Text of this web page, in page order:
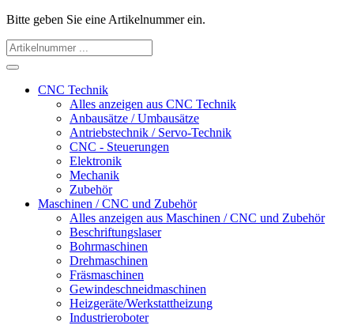
Bitte geben Sie eine Artikelnummer ein.
CNC Technik
Alles anzeigen aus CNC Technik
Anbausätze / Umbausätze
Antriebstechnik / Servo-Technik
CNC - Steuerungen
Elektronik
Mechanik
Zubehör
Maschinen / CNC und Zubehör
Alles anzeigen aus Maschinen / CNC und Zubehör
Beschriftungslaser
Bohrmaschinen
Drehmaschinen
Fräsmaschinen
Gewindeschneidmaschinen
Heizgeräte/Werkstattheizung
Industrieroboter